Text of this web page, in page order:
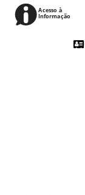
Acesso à
Informação